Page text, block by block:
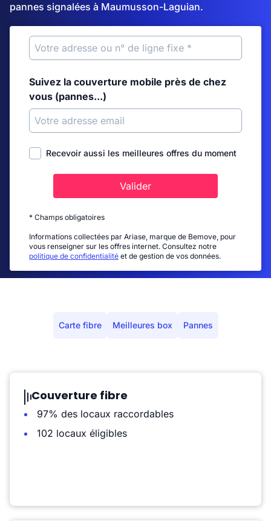
pannes signalées à Maumusson-Laguian.
Suivez la couverture mobile près de chez
vous (pannes...)
Recevoir aussi les meilleures offres du moment
Valider
* Champs obligatoires
Informations collectées par Ariase, marque de Bemove, pour
vous renseigner sur les offres internet. Consultez notre
politique de confidentialité et de gestion de vos données.
Carte fibre Meilleures box Pannes
Couverture fibre
97% des locaux raccordables
102 locaux éligibles